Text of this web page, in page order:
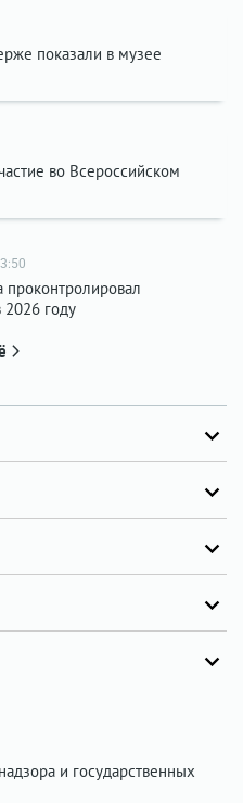
показали в музее
во Всероссийском
проконтролировал
2026 году
и государственных